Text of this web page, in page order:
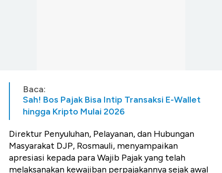
Baca:
Sah! Bos Pajak Bisa Intip Transaksi E-Wallet
hingga Kripto Mulai 2026
Direktur Penyuluhan, Pelayanan, dan Hubungan
Masyarakat DJP, Rosmauli, menyampaikan
apresiasi kepada para Wajib Pajak yang telah
melaksanakan kewajiban perpajakannya sejak awal